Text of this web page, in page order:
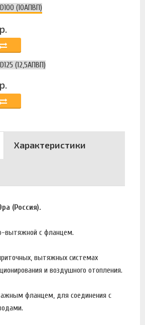
(10АПВП)
(12,5АПВП)
Характеристики
(Россия).
вытяжной с фланцем.
вытяжных системах
и воздушного отопления.
фланцем, для соединения с